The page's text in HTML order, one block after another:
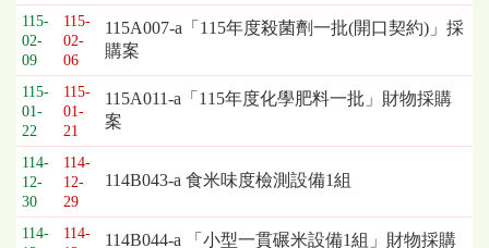
115-
02-
09
115-
02-
06
115A007-a「115年度殺菌劑一批(開口契約)」採
購案
115-
01-
22
115-
01-
21
115A011-a「115年度化學肥料一批」財物採購
案
114-
12-
30
114-
12-
29
114B043-a 食米味度檢測設備1組
114-
114-
114B044-a 「小型一貫碾米設備1組」財物採購